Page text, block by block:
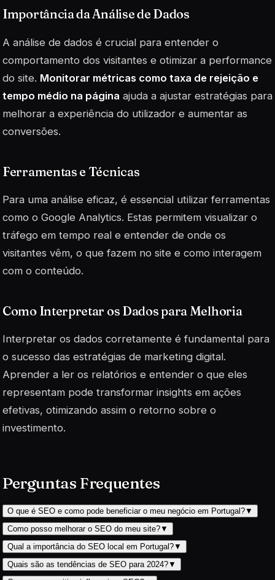
Importância da Análise de Dados
A análise de dados é crucial para entender o
comportamento dos visitantes e otimizar a performance
do site. Monitorar métricas como taxa de rejeição e
tempo médio na página ajuda a ajustar estratégias para
melhorar a experiência do utilizador e aumentar as
conversões.
Ferramentas e Técnicas
Para uma análise eficaz, é essencial utilizar ferramentas
como o Google Analytics. Estas permitem visualizar o
tráfego em tempo real e entender de onde os
visitantes vêm, o que fazem no site e como interagem
com o conteúdo.
Como Interpretar os Dados para Melhoria
Interpretar os dados corretamente é fundamental para
o sucesso das estratégias de marketing digital.
Aprender a ler os relatórios e entender o que eles
representam pode transformar insights em ações
efetivas, otimizando assim o retorno sobre o
investimento.
Perguntas Frequentes
O que é SEO e como pode beneficiar o meu negócio em Portugal?▼
Como posso melhorar o SEO do meu site?▼
Qual a importância do SEO local em Portugal?▼
Quais são as tendências de SEO para 2024?▼